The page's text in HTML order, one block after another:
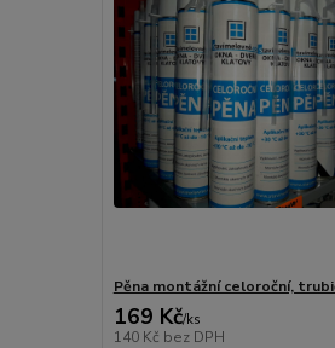
Pěna montážní celoroční,
169 Kč/ks
140 Kč bez DPH